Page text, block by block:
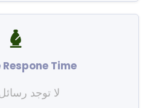
Time
لا توجد